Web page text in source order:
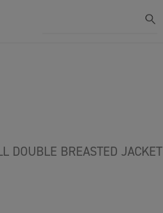
DOUBLE BREASTED JACKET